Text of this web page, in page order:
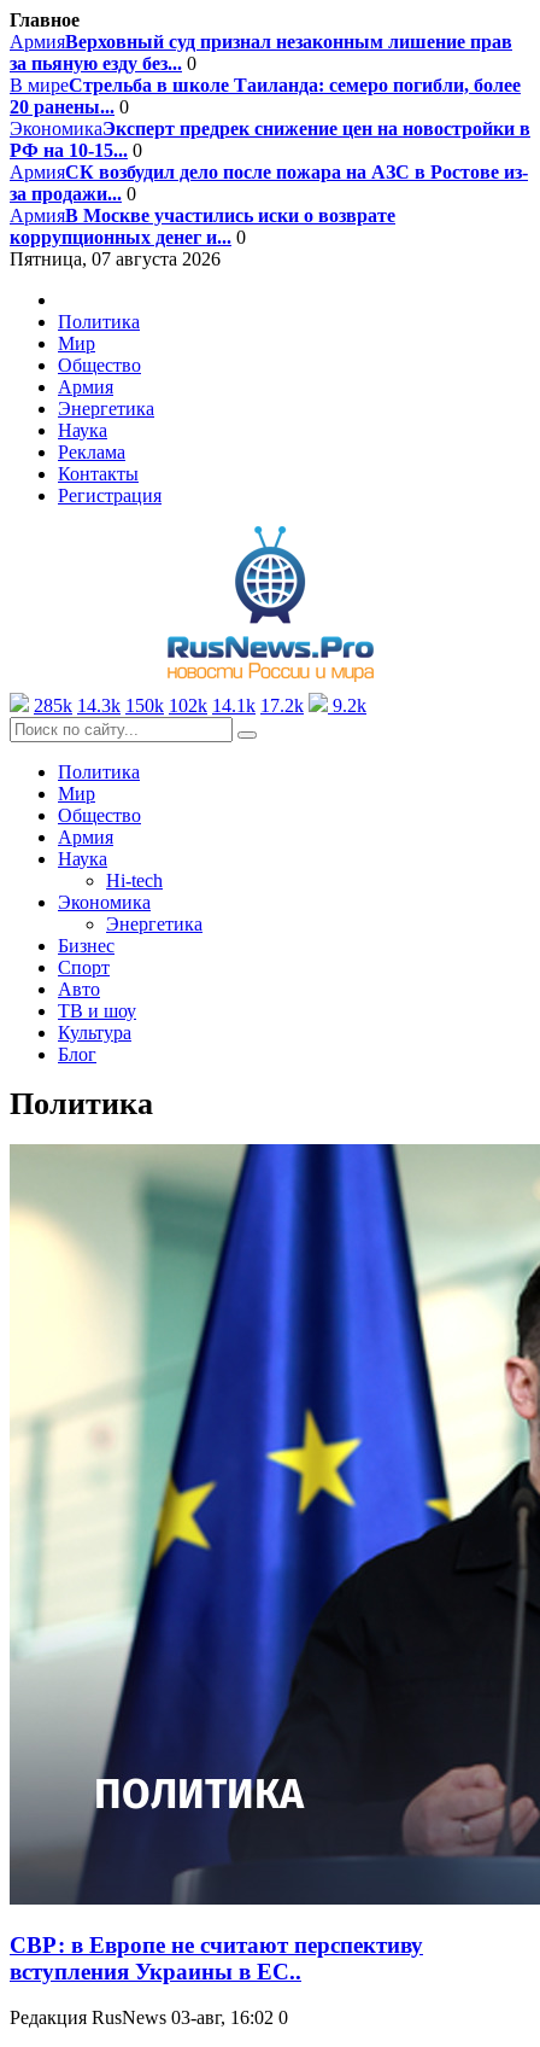
Главное
АрмияВерховный суд признал незаконным лишение прав
за пьяную езду без... 0
В миреСтрельба в школе Таиланда: семеро погибли, более
20 ранены... 0
ЭкономикаЭксперт предрек снижение цен на новостройки в
РФ на 10-15... 0
АрмияСК возбудил дело после пожара на АЗС в Ростове из-
за продажи... 0
АрмияВ Москве участились иски о возврате
коррупционных денег и... 0
Пятница, 07 августа 2026
Политика
Мир
Общество
Армия
Энергетика
Наука
Реклама
Контакты
Регистрация
285k 14.3k 150k 102k 14.1k 17.2k 9.2k
Политика
Мир
Общество
Армия
Наука
Hi-tech
Экономика
Энергетика
Бизнес
Спорт
Авто
ТВ и шоу
Культура
Блог
Политика
СВР: в Европе не считают перспективу
вступления Украины в ЕС..
Редакция RusNews 03-авг, 16:02 0